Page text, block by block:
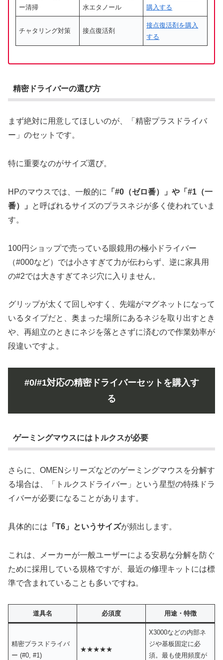
ー清掃
水エタノール
購入する
チャタリング対策 接点復活剤
接点復活剤を購入
する
精密ドライバーの選び方
まず絶対に用意してほしいのが、「精密プラスドライバ
ー」のセットです。
特に重要なのがサイズ選び。
HPのマウスでは、一般的に
「#0（ゼロ番）」や「#1（一
番）」
と呼ばれるサイズのプラスネジが多く使われていま
す。
100円ショップで売っている眼鏡用の極小ドライバー
（#000など）では小さすぎて力が伝わらず、逆に家具用
の#2では大きすぎてネジ穴に入りません。
グリップが太くて回しやすく、先端がマグネットになって
いるタイプだと、奥まった場所にあるネジを取り出すとき
や、再組立のときにネジを落とさずに済むので作業効率が
段違いですよ。
#0/#1対応の精密ドライバーセットを購入す
る
ゲーミングマウスにはトルクスが必要
さらに、OMENシリーズなどのゲーミングマウスを分解す
る場合は、「トルクスドライバー」という星型の特殊ドラ
イバーが必要になることがあります。
具体的には 「T6」というサイズが頻出します。
これは、メーカーが一般ユーザーによる安易な分解を防ぐ
ために採用している規格ですが、最近の修理キットには標
準で含まれていることも多いですね。
道具名 必須度 用途・特徴
精密プラスドライバ
ー (#0, #1)
★★★★★
X3000などの内部ネ
ジや基板固定に必
須。最も使用頻度が